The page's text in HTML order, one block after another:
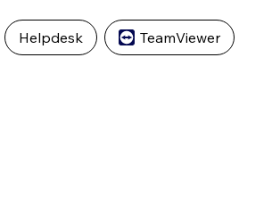
Helpdesk TeamViewer